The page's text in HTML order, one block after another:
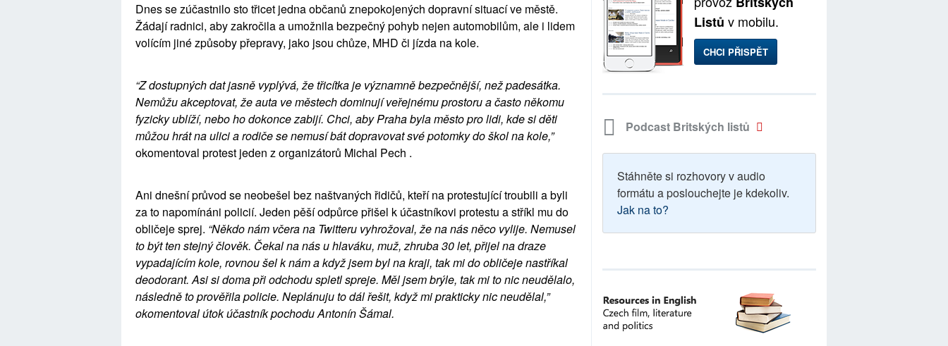
Dnes se zúčastnilo sto třicet jedna občanů znepokojených dopravní situací ve městě.
Žádají radnici, aby zakročila a umožnila bezpečný pohyb nejen automobilům, ale i lidem
volícím jiné způsoby přepravy, jako jsou chůze, MHD či jízda na kole.
“Z dostupných dat jasně vyplývá, že třicítka je významně bezpečnější, než padesátka.
Nemůžu akceptovat, že auta ve městech dominují veřejnému prostoru a často někomu
fyzicky ublíží, nebo ho dokonce zabijí. Chci, aby Praha byla město pro lidi, kde si děti
můžou hrát na ulici a rodiče se nemusí bát dopravovat své potomky do škol na kole,”
okomentoval protest jeden z organizátorů Michal Pech .
Ani dnešní průvod se neobešel bez naštvaných řidičů, kteří na protestující troubili a byli
za to napomínáni policií. Jeden pěší odpůrce přišel k účastníkovi protestu a stříkl mu do
obličeje sprej. “Někdo nám včera na Twitteru vyhrožoval, že na nás něco vylije. Nemusel
to být ten stejný člověk. Čekal na nás u hlaváku, muž, zhruba 30 let, přijel na draze
vypadajícím kole, rovnou šel k nám a když jsem byl na kraji, tak mi do obličeje nastříkal
deodorant. Asi si doma při odchodu spletl spreje. Měl jsem brýle, tak mi to nic neudělalo,
následně to prověřila policie. Neplánuju to dál řešit, když mi prakticky nic neudělal,”
okomentoval útok účastník pochodu Antonín Šámal.
Listů v mobilu.
CHCI PŘISPĚT
Podcast Britských listů
Stáhněte si rozhovory v audio
formátu a poslouchejte je kdekoliv.
Jak na to?